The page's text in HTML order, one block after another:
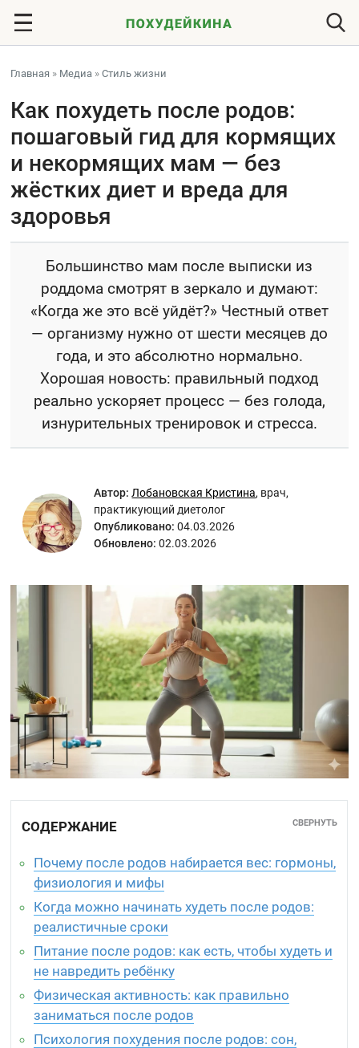
Главная » Медиа »Стиль жизни
Как похудеть после родов:
пошаговый гид для кормящих
и некормящих мам — без
жёстких диет и вреда для
здоровья
Большинство мам после выписки из
роддома смотрят в зеркало и думают:
«Когда же это всё уйдёт?» Честный ответ
— организму нужно от шести месяцев до
года, и это абсолютно нормально.
Хорошая новость: правильный подход
реально ускоряет процесс — без голода,
изнурительных тренировок и стресса.
Автор: Лобановская Кристина, врач,
практикующий диетолог
Опубликовано: 04.03.2026
Обновлено: 02.03.2026
СОДЕРЖАНИЕ СВЕРНУТЬ
Почему после родов набирается вес: гормоны,
физиология и мифы
Когда можно начинать худеть после родов:
реалистичные сроки
Питание после родов: как есть, чтобы худеть и
не навредить ребёнку
Физическая активность: как правильно
заниматься после родов
Психология похудения после родов: сон,